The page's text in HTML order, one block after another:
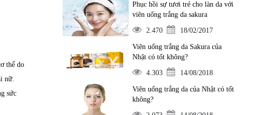
thể do
nữ.
sức
Phục hồi sự tươi trẻ cho làn da với
viên uống trắng da sakura
2.470 18/02/2017
Viên uống trắng da Sakura của
Nhật có tốt không?
4.303 14/08/2018
Viên uống trắng da của Nhật có tốt
không?